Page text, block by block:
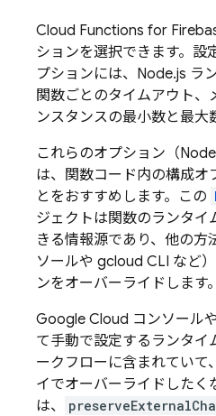
Cloud Functions for
ションを選択できます。設
プションには、Node.js ラ
関数ごとのタイムアウト、
ンスタンスの最小数と最大
これらのオプション（
は、関数コード内の構成オ
とをおすすめします。この
ジェクトは関数のランタイ
きる情報源であり、他の
ソールや gcloud CLI など
ンをオーバーライドします。
Google Cloud コンソール
て手動で設定するランタイ
ークフローに含まれていて
イでオーバーライドしたく
は、